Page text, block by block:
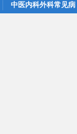
中医内科外科常见病